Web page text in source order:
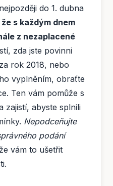
do 1. dubna
s každým dnem
z nezaplacené
zda jste povinni
rok 2018, nebo
vyplněním, obraťte
Ten vám pomůže s
zajistí, abyste splnili
Nepodceňujte
podání
vám to ušetřit